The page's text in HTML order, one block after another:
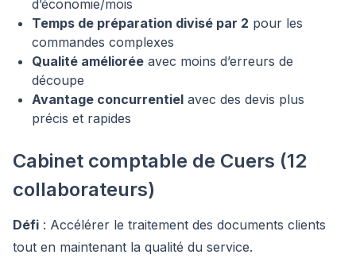
d’économie/mois
Temps de préparation divisé par 2 pour les
commandes complexes
Qualité améliorée avec moins d’erreurs de
découpe
Avantage concurrentiel avec des devis plus
précis et rapides
Cabinet comptable de Cuers (12
collaborateurs)
Défi : Accélérer le traitement des documents clients
tout en maintenant la qualité du service.